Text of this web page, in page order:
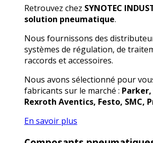
Retrouvez chez SYNOTEC
solution pneumatique.
Nous fournissons des
systèmes de régulation, de
raccords et accessoires.
Nous avons sélectionné pour
fabricants sur le marché :
Rexroth Aventics, Festo, SMC,
En savoir plus